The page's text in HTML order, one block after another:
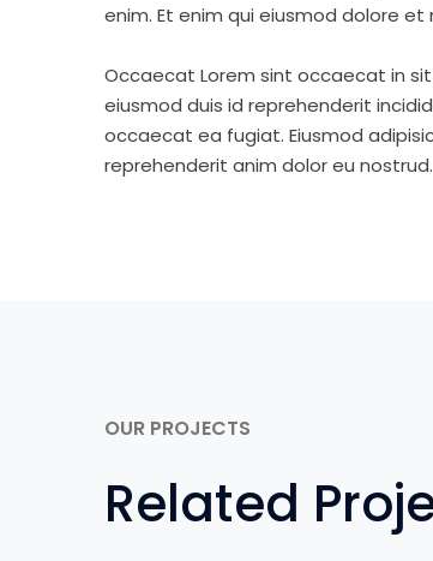
enim. Et enim qui eiusmod dolore
Occaecat Lorem sint occaecat in
eiusmod duis id reprehenderit
occaecat ea fugiat. Eiusmod
reprehenderit anim dolor eu nostrud.
OUR PROJECTS
Related